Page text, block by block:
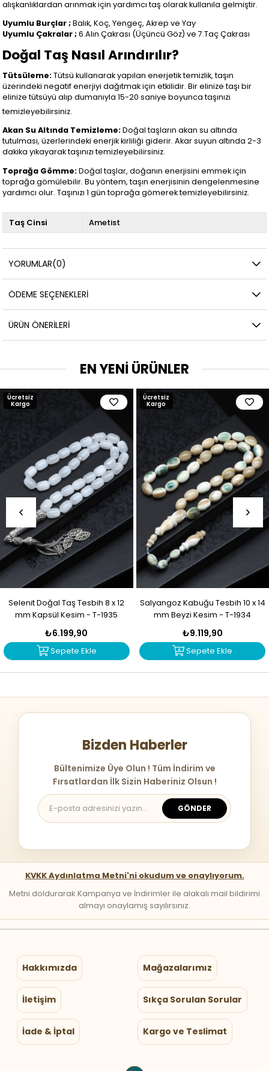
alışkanlıklardan arınmak için yardımcı taş olarak kullanıla gelmiştir.
Uyumlu Burçlar ;Balık, Koç, Yengeç, Akrep ve Yay
Uyumlu Çakralar ;6.Alın Çakrası (Üçüncü Göz) ve 7.Taç Çakrası
Doğal Taş Nasıl Arındırılır?
Tütsüleme:Tütsü kullanarak yapılan enerjetik temizlik, taşın
üzerindeki negatif enerjiyi dağıtmak için etkilidir. Bir elinize taşı bir
elinize tütsüyü alıp dumanıyla 15-20 saniye boyunca taşınızı
temizleyebilirsiniz.
Akan Su Altında Temizleme:Doğal taşların akan su altında
tutulması, üzerlerindeki enerjik kirliliği giderir. Akar suyun altında 2-3
dakika yıkayarak taşınızı temizleyebilirsiniz.
Toprağa Gömme:Doğal taşlar, doğanın enerjisini emmek için
toprağa gömülebilir. Bu yöntem, taşın enerjisinin dengelenmesine
yardımcı olur. Taşınızı 1 gün toprağa gömerek temizleyebilirsiniz.
Taş Cinsi Ametist
YORUMLAR(0)
ÖDEME SEÇENEKLERI
ÜRÜN ÖNERILERI
EN YENİ ÜRÜNLER
Selenit Doğal Taş Tesbih 8 x 12
mm Kapsül Kesim - T-1935
₺6.199,90
Sepete Ekle
Ücretsiz
Kargo
Salyangoz Kabuğu Tesbih 10 x 14
mm Beyzi Kesim - T-1934
₺9.119,90
Sepete Ekle
Ücretsiz
Kargo
Bizden Haberler
Bültenimize Üye Olun ! Tüm İndirim ve
Fırsatlardan İlk Sizin Haberiniz Olsun !
GÖNDER
KVKK Aydınlatma Metni'ni okudum ve onaylıyorum.
Metni doldurarak Kampanya ve İndirimler ile alakalı mail bildirimi
almayı onaylamış sayılırsınız.
Hakkımızda Mağazalarımız
İletişim Sıkça Sorulan Sorular
İade & İptal Kargo ve Teslimat